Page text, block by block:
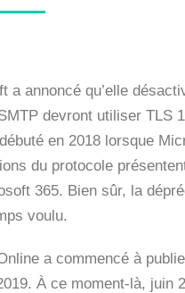
a annoncé qu’elle
devront utiliser TLS
en 2018 lorsque
du protocole
365. Bien sûr, la
voulu.
a commencé à
À ce moment-là, juin